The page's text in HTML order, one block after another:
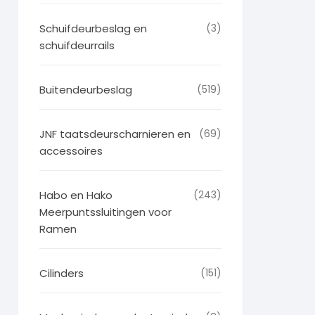
(3)
Schuifdeurbeslag en
schuifdeurrails
(519)
Buitendeurbeslag
(69)
JNF taatsdeurscharnieren en
accessoires
(243)
Habo en Hako
Meerpuntssluitingen voor
Ramen
(151)
Cilinders